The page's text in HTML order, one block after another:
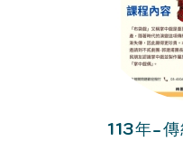
113年-